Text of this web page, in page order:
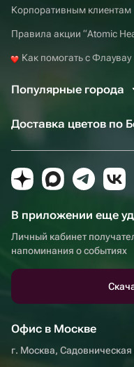
Корпоративным клиентам
Правила акции “Atomic
Как помогать с Флаувау
Популярные города
Доставка цветов по
В приложении еще
Личный кабинет
напоминания о событиях
Офис в Москве
г. Москва,